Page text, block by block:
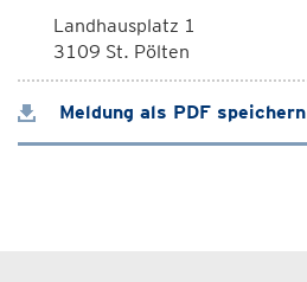
Landhausplatz 1
3109 St. Pölten
Meldung als PDF speichern